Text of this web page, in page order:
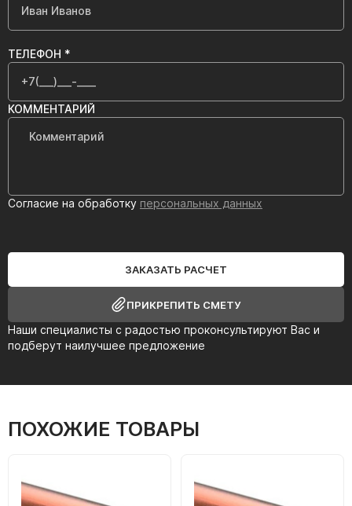
Наши специалисты с радостью проконсультируют Вас и
подберут наилучшее предложение
ТЕЛЕФОН *
КОММЕНТАРИЙ
Согласие на обработку персональных данных
ЗАКАЗАТЬ РАСЧЕТ
ПРИКРЕПИТЬ СМЕТУ
ПОХОЖИЕ ТОВАРЫ